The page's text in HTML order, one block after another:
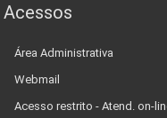
Acessos
Área Administrativa
Webmail
Acesso restrito - Atend. on-